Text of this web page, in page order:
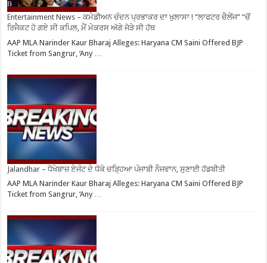
Entertainment News – ਕਮੇਡੀਅਨ ਚੰਦਨ ਪ੍ਰਭਾਕਰ ਦਾ ਖੁਲਾਸਾ ! ”ਲਾਫਟਰ ਚੈਲੇਂਜ” ”ਚੋਂ
ਰਿਜੈਕਟ ਹੋ ਗਏ ਸੀ ਕਪਿਲ, ਮੈਂ ਮੇਕਰਸ ਅੱਗੇ ਜੋੜੇ ਸੀ ਹੱਥ
AAP MLA Narinder Kaur Bharaj Alleges: Haryana CM Saini Offered BJP
Ticket from Sangrur, ‘Any …
Jalandhar – ਧੋਖੇਬਾਜ਼ ਏਜੰਟ ਦੇ ਧੱਕੇ ਚੜ੍ਹਿਆ ਪੰਜਾਬੀ ਨੌਜਵਾਨ, ਸੁਣਾਈ ਹੱਡਬੀਤੀ
AAP MLA Narinder Kaur Bharaj Alleges: Haryana CM Saini Offered BJP
Ticket from Sangrur, ‘Any …